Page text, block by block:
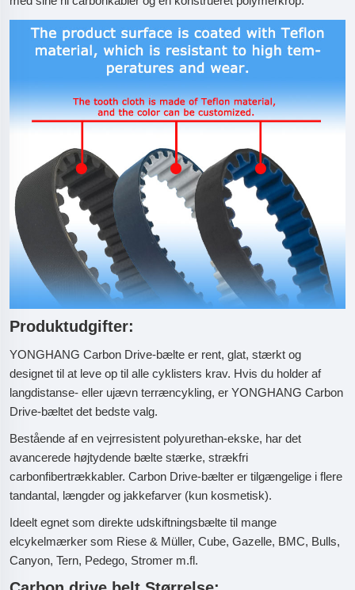
Produktudgifter:
YONGHANG Carbon Drive-bælte er rent, glat, stærkt og
designet til at leve op til alle cyklisters krav. Hvis du holder af
langdistanse- eller ujævn terræncykling, er YONGHANG Carbon
Drive-bæltet det bedste valg.
Bestående af en vejrresistent polyurethan-ekske, har det
avancerede højtydende bælte stærke, strækfri
carbonfibertrækkabler. Carbon Drive-bælter er tilgængelige i flere
tandantal, længder og jakkefarver (kun kosmetisk).
Ideelt egnet som direkte udskiftningsbælte til mange
elcykelmærker som Riese & Müller, Cube, Gazelle, BMC, Bulls,
Canyon, Tern, Pedego, Stromer m.fl.